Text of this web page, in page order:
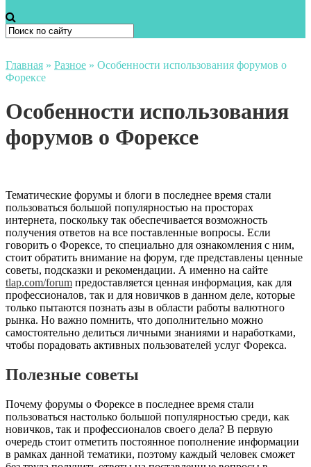
Главная » Разное » Особенности использования форумов о
Форексе
Особенности использования
форумов о Форексе
Тематические форумы и блоги в последнее время стали
пользоваться большой популярностью на просторах
интернета, поскольку так обеспечивается возможность
получения ответов на все поставленные вопросы. Если
говорить о Форексе, то специально для ознакомления с ним,
стоит обратить внимание на форум, где представлены ценные
советы, подсказки и рекомендации. А именно на сайте
tlap.com/forum предоставляется ценная информация, как для
профессионалов, так и для новичков в данном деле, которые
только пытаются познать азы в области работы валютного
рынка. Но важно помнить, что дополнительно можно
самостоятельно делиться личными знаниями и наработками,
чтобы порадовать активных пользователей услуг Форекса.
Полезные советы
Почему форумы о Форексе в последнее время стали
пользоваться настолько большой популярностью среди, как
новичков, так и профессионалов своего дела? В первую
очередь стоит отметить постоянное пополнение информации
в рамках данной тематики, поэтому каждый человек сможет